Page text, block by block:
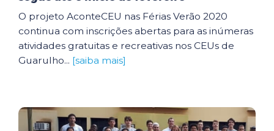
O projeto AconteCEU nas Férias Verão 2020
continua com inscrições abertas para as inúmeras
atividades gratuitas e recreativas nos CEUs de
Guarulho... [saiba mais]